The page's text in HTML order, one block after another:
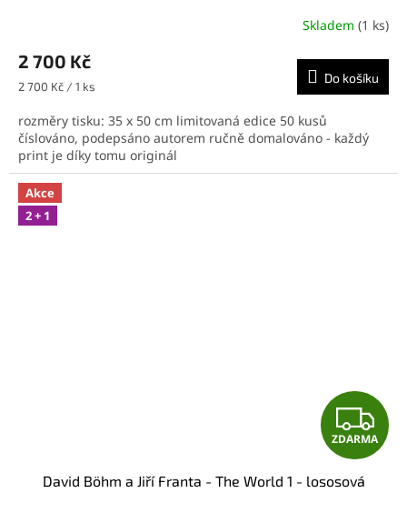
R
M
A
Skladem (1 ks)
2 700 Kč
Měrná
2 700 Kč / 1 ks
Do košíku
rozměry tisku: 35 x 50 cm limitovaná edice 50 kusů
číslováno, podepsáno autorem ručně domalováno - každý
print je díky tomu originál
Akce
2 + 1
Z
D
ZDARMA
David Böhm a Jiří Franta - The World 1 - lososová